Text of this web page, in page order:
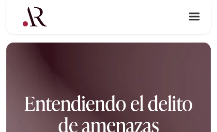
Entendiendo el delito
de amenazas